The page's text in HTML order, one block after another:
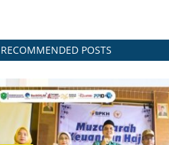
RECOMMENDED POSTS